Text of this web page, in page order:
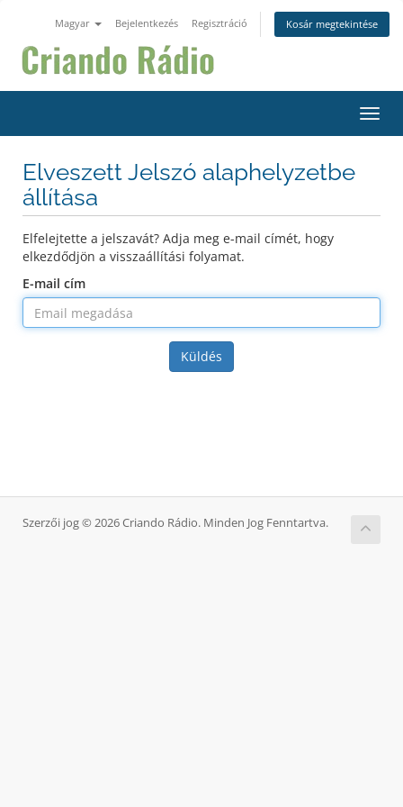
Magyar Bejelentkezés Regisztráció Kosár megtekintése
Elveszett Jelszó alaphelyzetbe
állítása
Elfelejtette a jelszavát? Adja meg e-mail címét, hogy
elkezdődjön a visszaállítási folyamat.
E-mail cím
Küldés
Szerzői jog © 2026 Criando Rádio. Minden Jog Fenntartva.